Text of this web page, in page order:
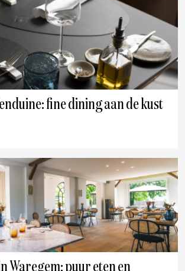
fine dining aan de kust